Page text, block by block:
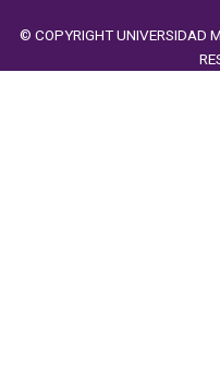
© COPYRIGHT UNIVERSIDAD